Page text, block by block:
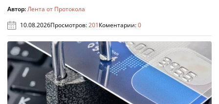
Автор:Лента от Протокола
10.08.2026Просмотров:201Коментарии:0